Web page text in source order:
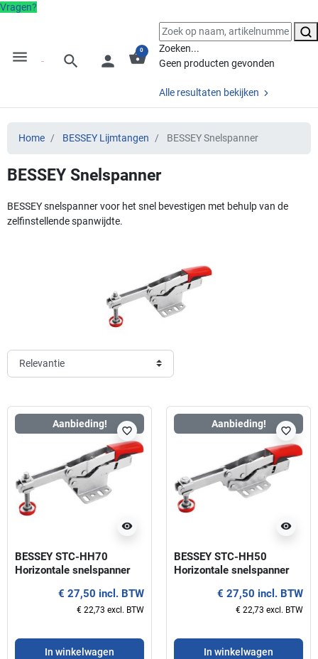
Vragen?
menu search person shopping_basket
0
Zoeken...
Geen producten gevonden
Alle resultaten bekijken
Home BESSEY Lijmtangen BESSEY Snelspanner
BESSEY Snelspanner
BESSEY snelspanner voor het snel bevestigen met behulp van de
zelfinstellende spanwijdte.
Aanbieding!
visibility
favorite_border
BESSEY STC-HH70
Horizontale snelspanner
basisplaat€ 27,50 incl. BTW
€ 22,73 excl. BTW
In winkelwagen
Aanbieding!
visibility
favorite_border
BESSEY STC-HH50
Horizontale snelspanner
basisplaat€ 27,50 incl. BTW
€ 22,73 excl. BTW
In winkelwagen